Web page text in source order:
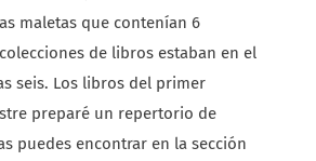
maletas que contenían 6
de libros estaban en el
seis. Los libros del primer
preparé un repertorio de
puedes encontrar en la sección